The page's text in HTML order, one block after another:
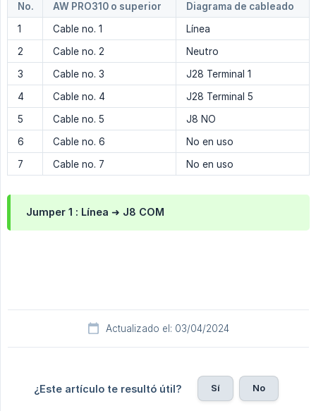
No. AW PRO310 o superior
Diagrama de cableado
1
Cable no. 1
Línea
2
Cable no. 2
Neutro
3
Cable no. 3
J28 Terminal 1
4
Cable no. 4
J28 Terminal 5
5
Cable no. 5
J8 NO
6
Cable no. 6
No en uso
7
Cable no. 7 No en uso
Jumper 1 : Línea ➜ J8 COM
Actualizado el: 03/04/2024
¿Este artículo te resultó útil? Sí No